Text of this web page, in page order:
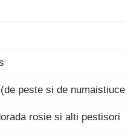
peste si de
rosie si alti pestisori